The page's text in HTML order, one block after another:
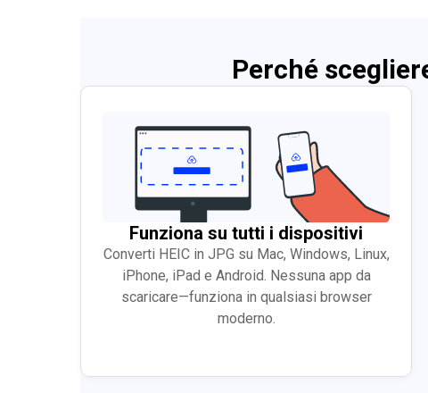
Perché
Funziona su tutti i dispositivi
Converti HEIC in JPG su Mac, Windows, Linux,
iPhone, iPad e Android. Nessuna app da
scaricare—funziona in qualsiasi browser
moderno.